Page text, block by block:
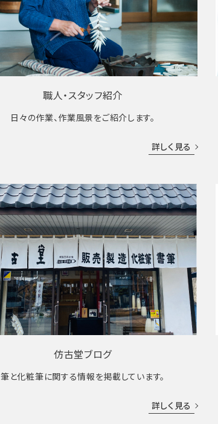
職人・スタッフ紹介
日々の作業、作業風景をご紹介します。
詳しく見る
仿古堂ブログ
筆と化粧筆に関する情報を掲載しています。
詳しく見る